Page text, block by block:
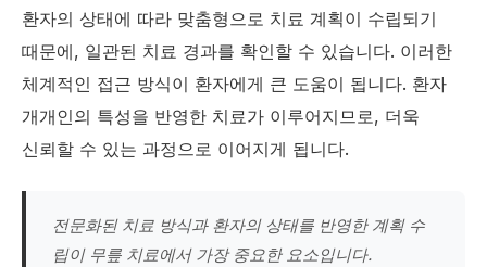
환자의 상태에 따라 맞춤형으로 치료 계획이 수립되기
때문에, 일관된 치료 경과를 확인할 수 있습니다. 이러한
체계적인 접근 방식이 환자에게 큰 도움이 됩니다. 환자
개개인의 특성을 반영한 치료가 이루어지므로, 더욱
신뢰할 수 있는 과정으로 이어지게 됩니다.
전문화된 치료 방식과 환자의 상태를 반영한 계획 수
립이 무릎 치료에서 가장 중요한 요소입니다.